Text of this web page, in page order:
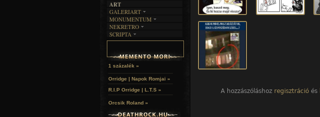
A hozzászóláshoz regisztrációés
ART
GALERIART
ARTGALERI
KÉPREGÉNYEK
LAKÁSKULTS
MONUMENTUM
TEMETŐK
TEMPLOMOK
HELYEK
NEKRETRO
SZUBKULT
RELIKVIÁK
SCRIPTA
NOVELLÁK
HALÁLTÁNC
1 százalék »
Orridge | Napok Romjai »
R.I.P Orridge | L.T.S »
Orcsik Roland »